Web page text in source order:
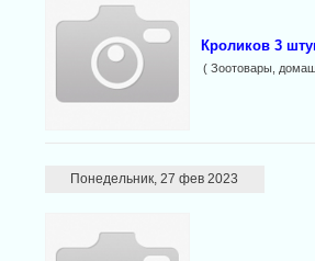
Кроликов 3
( Зоотовары,
Понедельник, 27 фев 2023